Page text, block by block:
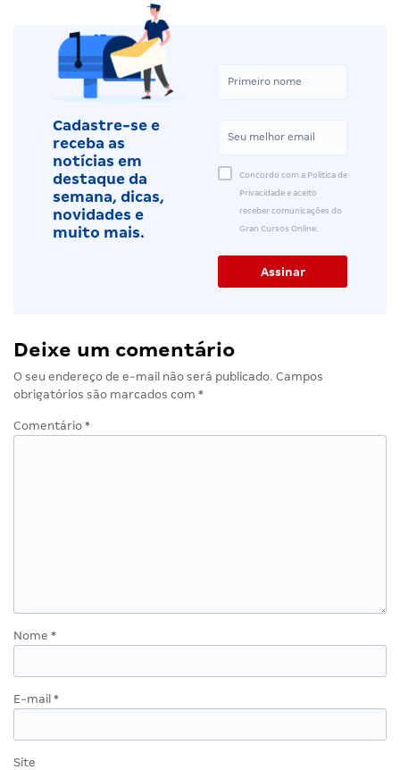
Cadastre-se e
receba as
notícias em
destaque da
semana, dicas,
novidades e
muito mais.
Concordo com a Política de
Privacidade e aceito
receber comunicações do
Gran Cursos Online.
Deixe um comentário
O seu endereço de e-mail não será publicado. Campos
obrigatórios são marcados com *
Comentário *
Nome *
E-mail *
Site